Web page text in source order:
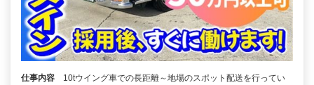
仕事内容
10tウイング車での長距離～地場のスポット配送を行ってい